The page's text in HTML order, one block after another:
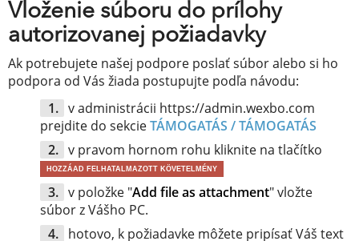
Vloženie súboru do prílohy
autorizovanej požiadavky
Ak potrebujete našej podpore poslať súbor alebo si ho
podpora od Vás žiada postupujte podľa návodu:
v administrácii https://admin.wexbo.com
prejdite do sekcieTÁMOGATÁS / TÁMOGATÁS
v pravom hornom rohu kliknite na tlačítko
HOZZÁAD FELHATALMAZOTT KÖVETELMÉNY
v položke "Add file as attachment" vložte
súbor z Vášho PC.
hotovo, k požiadavke môžete pripísať Váš text